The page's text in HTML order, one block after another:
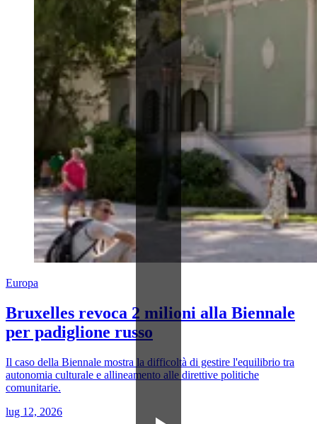
Europa
Bruxelles revoca 2 milioni alla Biennale
per padiglione russo
Il caso della Biennale mostra la difficoltà di gestire l'equilibrio tra
autonomia culturale e allineamento alle direttive politiche
comunitarie.
lug 12, 2026